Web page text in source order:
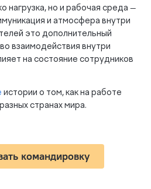
нагрузка, но и рабочая среда —
и атмосфера внутри
это дополнительный
взаимодействия внутри
на состояние сотрудников
истории о том, как на работе
странах мира.
командировку